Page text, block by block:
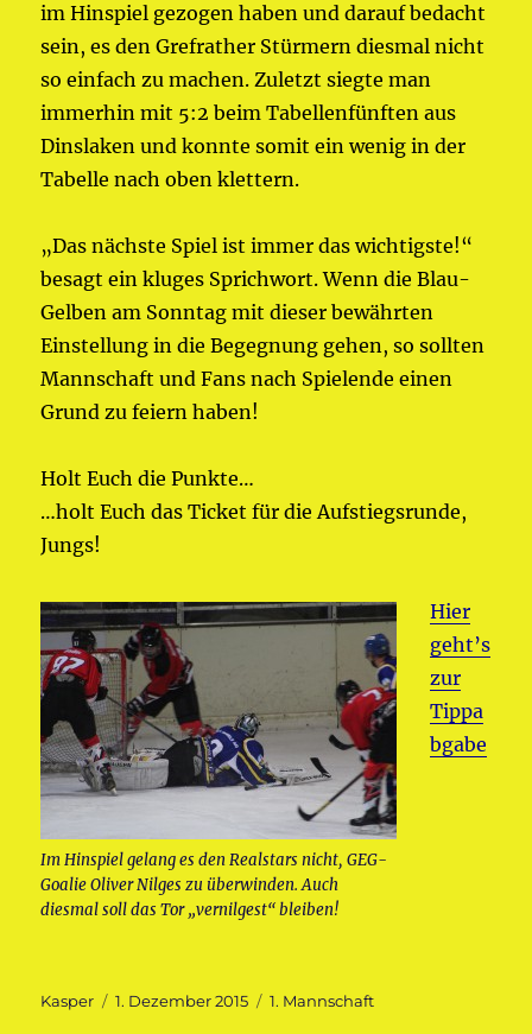
im Hinspiel gezogen haben und darauf bedacht
sein, es den Grefrather Stürmern diesmal nicht
so einfach zu machen. Zuletzt siegte man
immerhin mit 5:2 beim Tabellenfünften aus
Dinslaken und konnte somit ein wenig in der
Tabelle nach oben klettern.
„Das nächste Spiel ist immer das wichtigste!“
besagt ein kluges Sprichwort. Wenn die Blau-
Gelben am Sonntag mit dieser bewährten
Einstellung in die Begegnung gehen, so sollten
Mannschaft und Fans nach Spielende einen
Grund zu feiern haben!
Holt Euch die Punkte…
…holt Euch das Ticket für die Aufstiegsrunde,
Jungs!
Im Hinspiel gelang es den Realstars nicht, GEG-
Goalie Oliver Nilges zu überwinden. Auch
diesmal soll das Tor „vernilgest“ bleiben!
Hier
geht’s
zur
Tippa
bgabe
Autor
Kasper
Veröffentlicht
1. Dezember 2015 Kategorien
1. Mannschaft